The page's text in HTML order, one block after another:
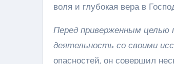
воля и глубокая вера в
Перед приверженным целью
деятельность со своими
опасностей, он совершил